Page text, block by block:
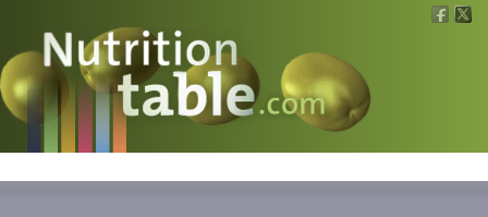
Nutritions
What is what?